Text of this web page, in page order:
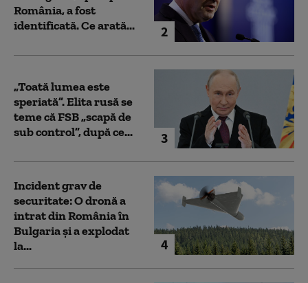
2
România, a fost
identificată. Ce arată...
3
„Toată lumea este
speriată”. Elita rusă se
teme că FSB „scapă de
sub control”, după ce...
4
Incident grav de
securitate: O dronă a
intrat din România în
Bulgaria şi a explodat
la...